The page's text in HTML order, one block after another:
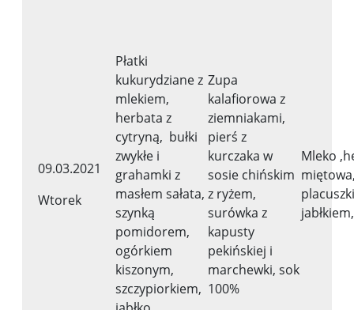
09.03.2021
Wtorek
Płatki
kukurydziane z
mlekiem,
herbata z
cytryną, bułki
zwykłe i
grahamki z
masłem sałata,
szynką
pomidorem,
ogórkiem
kiszonym,
szczypiorkiem,
Zupa
kalafiorowa z
ziemniakami,
pierś z
kurczaka w
sosie chińskim
z ryżem,
surówka z
kapusty
pekińskiej i
marchewki, sok
100%
Mleko